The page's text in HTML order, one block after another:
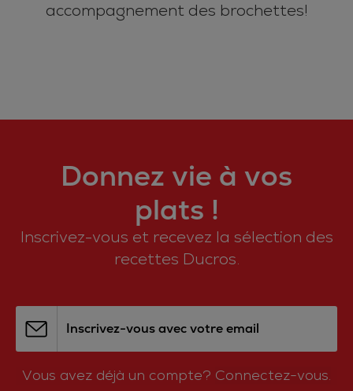
accompagnement des brochettes!
Donnez vie à vos
plats !
Inscrivez-vous et recevez la sélection des
recettes Ducros.
Inscrivez-vous avec votre email
Vous avez déjà un compte? Connectez-vous.